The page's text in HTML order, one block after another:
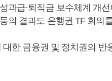
과급·퇴직금 보수체계 개
의 결과도 은행권 TF 회의
한 금융권 및 정치권의 반